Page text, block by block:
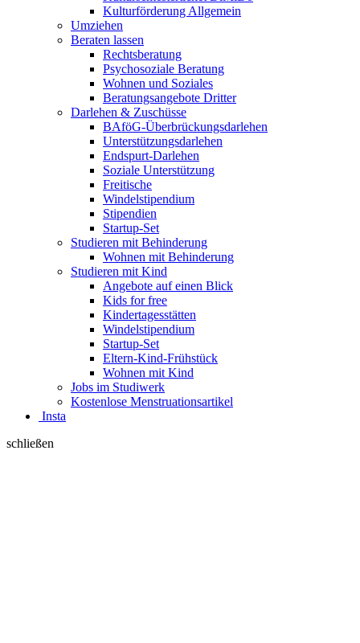
Kulturförderung Allgemein
Umziehen
Beraten lassen
Rechtsberatung
Psychosoziale Beratung
Wohnen und Soziales
Beratungsangebote Dritter
Darlehen & Zuschüsse
BAföG-Überbrückungsdarlehen
Unterstützungsdarlehen
Endspurt-Darlehen
Soziale Unterstützung
Freitische
Windelstipendium
Stipendien
Startup-Set
Studieren mit Behinderung
Wohnen mit Behinderung
Studieren mit Kind
Angebote auf einen Blick
Kids for free
Kindertagesstätten
Windelstipendium
Startup-Set
Eltern-Kind-Frühstück
Wohnen mit Kind
Jobs im Studiwerk
Kostenlose Menstruationsartikel
Insta
schließen